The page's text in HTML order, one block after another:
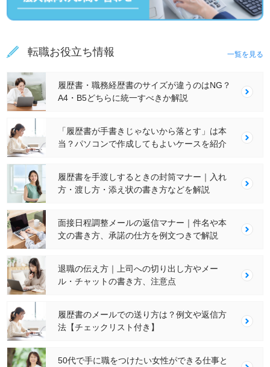
転職お役立ち情報 一覧を見る
履歴書・職務経歴書のサイズが違うのはNG？
A4・B5どちらに統一すべきか解説
「履歴書が手書きじゃないから落とす」は本
当？パソコンで作成してもよいケースを紹介
履歴書を手渡しするときの封筒マナー｜入れ
方・渡し方・添え状の書き方などを解説
面接日程調整メールの返信マナー｜件名や本
文の書き方、承諾の仕方を例文つきで解説
退職の伝え方｜上司への切り出し方やメー
ル・チャットの書き方、注意点
履歴書のメールでの送り方は？例文や返信方
法【チェックリスト付き】
50代で手に職をつけたい女性ができる仕事と